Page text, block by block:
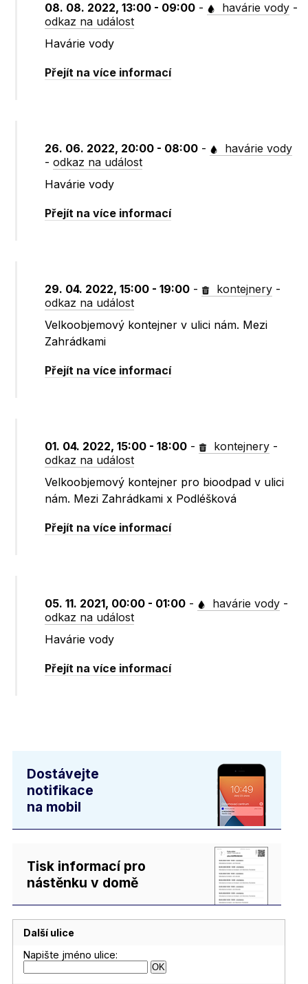
08. 08. 2022, 13:00 - 09:00 - havárie vody -
odkaz na událost
Havárie vody
Přejít na více informací
26. 06. 2022, 20:00 - 08:00 -
havárie vody
-odkaz na událost
Havárie vody
Přejít na více informací
29. 04. 2022, 15:00 - 19:00 - kontejnery -
odkaz na událost
Velkoobjemový kontejner v ulici nám. Mezi
Zahrádkami
Přejít na více informací
01. 04. 2022, 15:00 - 18:00 - kontejnery -
odkaz na událost
Velkoobjemový kontejner pro bioodpad v ulici
nám. Mezi Zahrádkami x Podléšková
Přejít na více informací
05. 11. 2021, 00:00 - 01:00 - havárie vody -
odkaz na událost
Havárie vody
Přejít na více informací
Dostávejte
notifikace
na mobil
Tisk informací pro
nástěnku v domě
Další ulice
Napište jméno ulice: